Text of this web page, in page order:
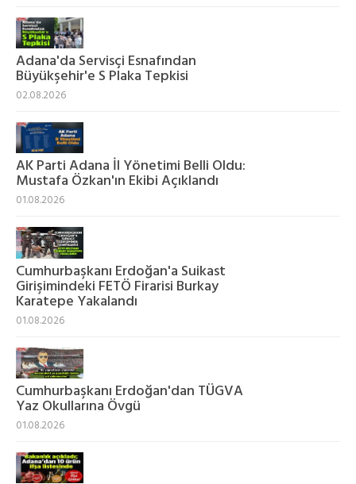
Adana'da Servisçi Esnafından
Büyükşehir'e S Plaka Tepkisi
02.08.2026
AK Parti Adana İl Yönetimi Belli Oldu:
Mustafa Özkan'ın Ekibi Açıklandı
01.08.2026
Cumhurbaşkanı Erdoğan'a Suikast
Girişimindeki FETÖ Firarisi Burkay
Karatepe Yakalandı
01.08.2026
Cumhurbaşkanı Erdoğan'dan TÜGVA
Yaz Okullarına Övgü
01.08.2026